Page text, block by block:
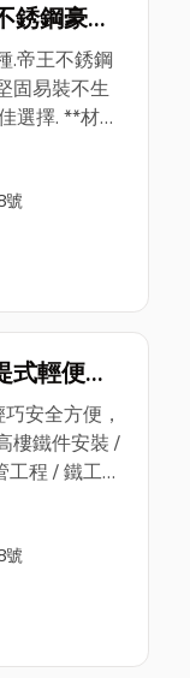
銹鋼豪華
.帝王不銹鋼
固易裝不生
選擇. **材質:
絲及膨脹螺
鋼板組合
1. 小 --長
長53.5公分/
60公分/寬
付款 安裝
脹螺絲(俗稱
上室外機.上
號
式輕便型
合 重量
安全方便，
樓鐵件安裝 /
程 / 鐵工廠
等… 優點:
鋼瓶˙能產生
解焊接效果.
時間，既安
號